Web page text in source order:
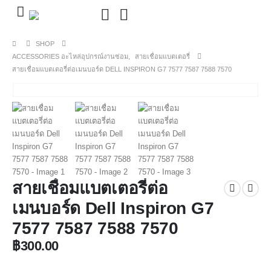
SHOP
ACCESSORIES อะไหล่อุปกรณ์งานซ่อม
สายเชื่อมแบตเตอรี่
สายเชื่อมแบตเตอรี่ต่อเมนบอร์ด DELL INSPIRON G7 7577 7587 7588 7570
สายเชื่อมแบตเตอรี่ต่อ
เมนบอร์ด Dell Inspiron G7
7577 7587 7588 7570
฿300.00